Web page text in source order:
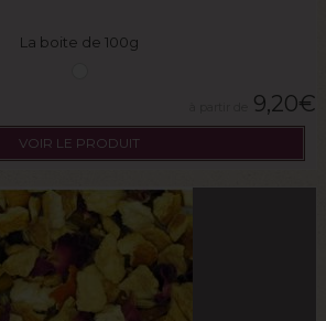
La boite de 100g
9,20€
VOIR LE PRODUIT